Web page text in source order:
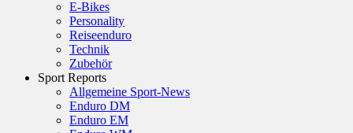
E-Bikes
Personality
Reiseenduro
Technik
Zubehör
Sport Reports
Allgemeine Sport-News
Enduro DM
Enduro EM